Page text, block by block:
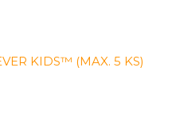
KIDS™ (MAX. 5 KS)